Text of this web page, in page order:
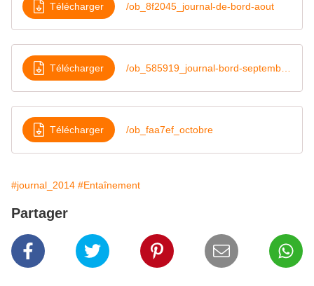
Télécharger /ob_8f2045_journal-de-bord-aout
Télécharger
Télécharger /ob_faa7ef_octobre
#journal_2014 #Entaînement
Partager